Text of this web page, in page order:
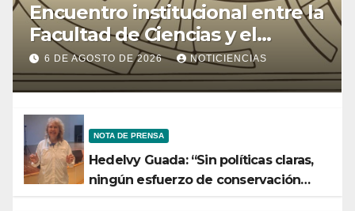
Encuentro institucional entre la
Facultad de Ciencias y el
Ministerio de Ciencia y
Tecnología
6 DE AGOSTO DE 2026 NOTICIENCIAS
NOTA DE PRENSA
Hedelvy Guada: “Sin políticas claras,
ningún esfuerzo de conservación